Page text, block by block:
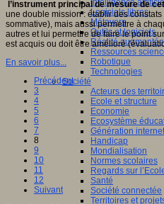
Intelligence
Logiciels libres
Métavers
Outils et logiciels
Réalité augmentée
Ressources
Robotique
Technologies
Société
Acteurs des
Ecole et structure
Economie
Ecosystème
Génération internet
Handicap
Mondialisation
Normes scolaires
Regards sur
Santé
Société connectée
Territoires et
l’instrument principal de mesure de
une double mission : établir des
sommative), mais aussi permettre à
autres et lui permettre de faire le point
est acquis ou doit être amélioré
En savoir plus...
Précédent
3
4
5
6
7
8
9
10
11
12
Suivant